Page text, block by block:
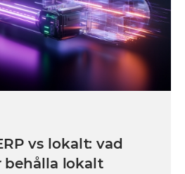
vs lokalt: vad
behålla lokalt